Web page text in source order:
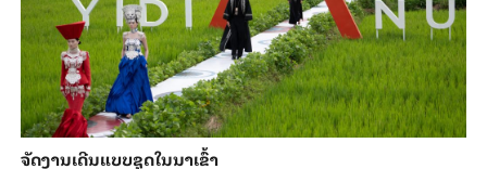
ຈັດງານເດີນແບບຊຸດໃນນາເຂົ້າ